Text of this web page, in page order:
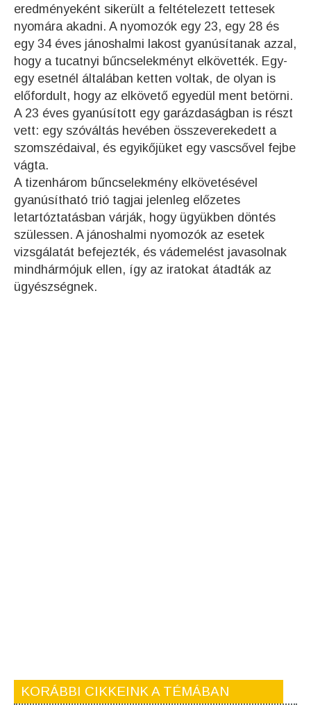
eredményeként sikerült a feltételezett tettesek
nyomára akadni. A nyomozók egy 23, egy 28 és
egy 34 éves jánoshalmi lakost gyanúsítanak azzal,
hogy a tucatnyi bűncselekményt elkövették. Egy-
egy esetnél általában ketten voltak, de olyan is
előfordult, hogy az elkövető egyedül ment betörni.
A 23 éves gyanúsított egy garázdaságban is részt
vett: egy szóváltás hevében összeverekedett a
szomszédaival, és egyikőjüket egy vascsővel fejbe
vágta.
A tizenhárom bűncselekmény elkövetésével
gyanúsítható trió tagjai jelenleg előzetes
letartóztatásban várják, hogy ügyükben döntés
szülessen. A jánoshalmi nyomozók az esetek
vizsgálatát befejezték, és vádemelést javasolnak
mindhármójuk ellen, így az iratokat átadták az
ügyészségnek.
KORÁBBI CIKKEINK A TÉMÁBAN